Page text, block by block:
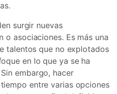
surgir nuevas
asociaciones. Es más una
talentos que no explotados
en lo que ya se ha
embargo, hacer
entre varias opciones